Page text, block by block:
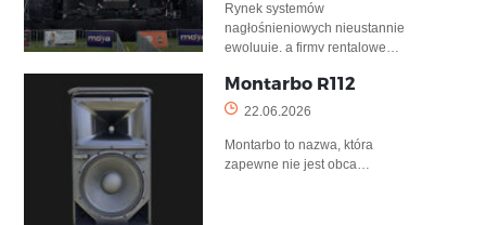
Rynek systemów
nagłośnieniowych nieustannie
ewoluuje, a firmy rentalowe…
Montarbo R112
22.06.2026
Montarbo to nazwa, która
zapewne nie jest obca…